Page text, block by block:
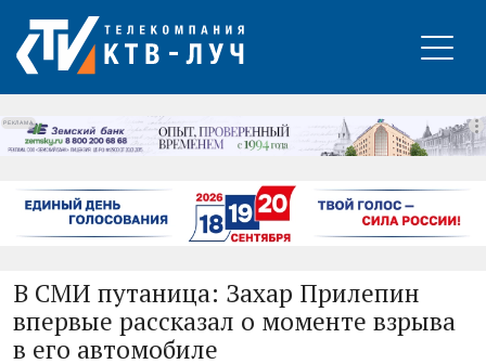
РЕКЛАМА
В СМИ путаница: Захар Прилепин
впервые рассказал о моменте взрыва
в его автомобиле